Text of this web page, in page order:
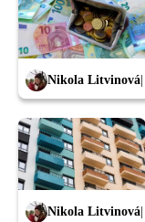
Nikola Litvinová
Nikola Litvinová